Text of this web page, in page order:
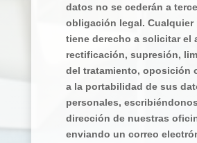
datos no se cederán a
obligación legal. Cualquier
tiene derecho a solicitar el
rectificación, supresión,
del tratamiento, oposición
a la portabilidad de sus
personales,
dirección de nuestras
enviando un correo